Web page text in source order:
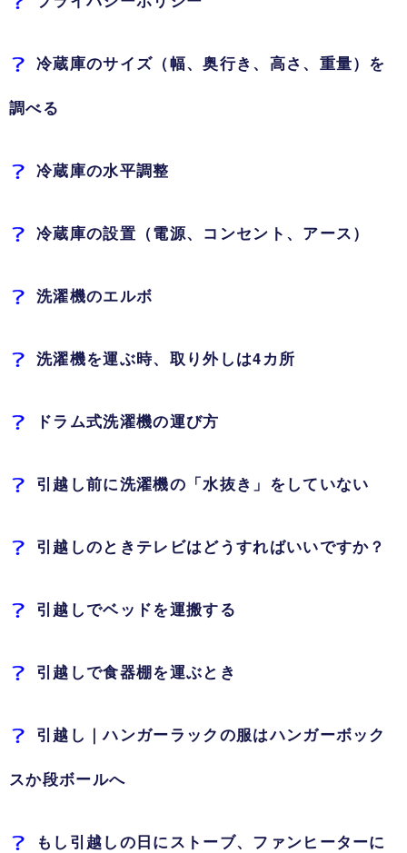
冷蔵庫のサイズ（幅、奥行き、高さ、重量）を
調べる
冷蔵庫の水平調整
冷蔵庫の設置（電源、コンセント、アース）
洗濯機のエルボ
洗濯機を運ぶ時、取り外しは4カ所
ドラム式洗濯機の運び方
引越し前に洗濯機の「水抜き」をしていない
引越しのときテレビはどうすればいいですか？
引越しでベッドを運搬する
引越しで食器棚を運ぶとき
引越し｜ハンガーラックの服はハンガーボック
スか段ボールへ
もし引越しの日にストーブ、ファンヒーターに